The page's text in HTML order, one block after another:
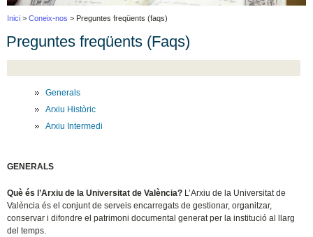
Inici > Coneix-nos > Preguntes freqüents (faqs)
Preguntes freqüents (Faqs)
Generals
Arxiu Històric
Arxiu Intermedi
GENERALS
Què és l’Arxiu de la Universitat de València? L’Arxiu de la Universitat de
València és el conjunt de serveis encarregats de gestionar, organitzar,
conservar i difondre el patrimoni documental generat per la institució al llarg
del temps.